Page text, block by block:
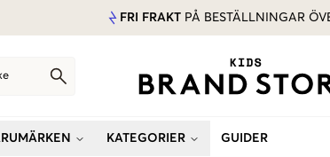
FRI FRAKT PÅ BESTÄLLNINGAR
KATEGORIER GUIDER